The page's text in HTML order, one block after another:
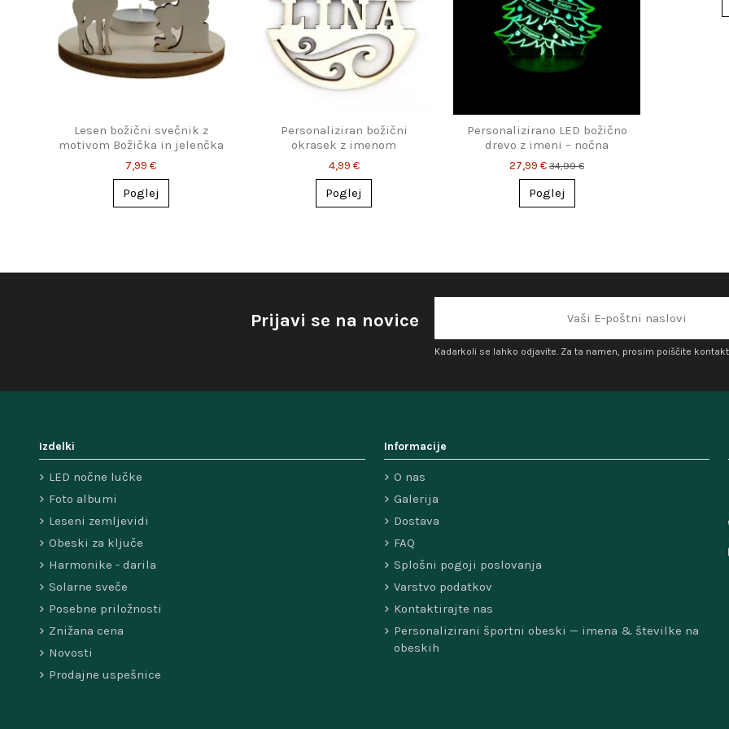
Lesen božični svečnik z
motivom Božička in jelenčka
7,99 €
Poglej
Personaliziran božični
okrasek z imenom
4,99 €
Poglej
Personalizirano LED božično
drevo z imeni – nočna
svetilka
27,99 €34,99 €
Poglej
Prijavi se na novice
Kadarkoli se lahko odjavite. Za ta namen, prosim poiščite
Izdelki
LED nočne lučke
Foto albumi
Leseni zemljevidi
Obeski za ključe
Harmonike - darila
Solarne sveče
Posebne priložnosti
Znižana cena
Novosti
Prodajne uspešnice
Informacije
O nas
Galerija
Dostava
FAQ
Splošni pogoji poslovanja
Varstvo podatkov
Kontaktirajte nas
Personalizirani športni obeski — imena & številke na
obeskih